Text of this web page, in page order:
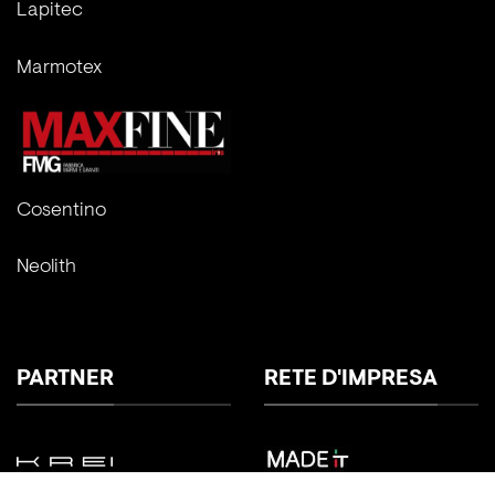
Lapitec
Marmotex
Cosentino
Neolith
PARTNER RETE D'IMPRESA